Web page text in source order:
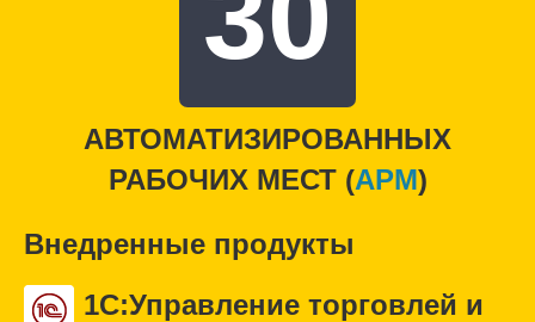
АВТОМАТИЗИРОВАННЫХ
РАБОЧИХ МЕСТ (APM)
Внедренные продукты
1С:Управление торговлей и